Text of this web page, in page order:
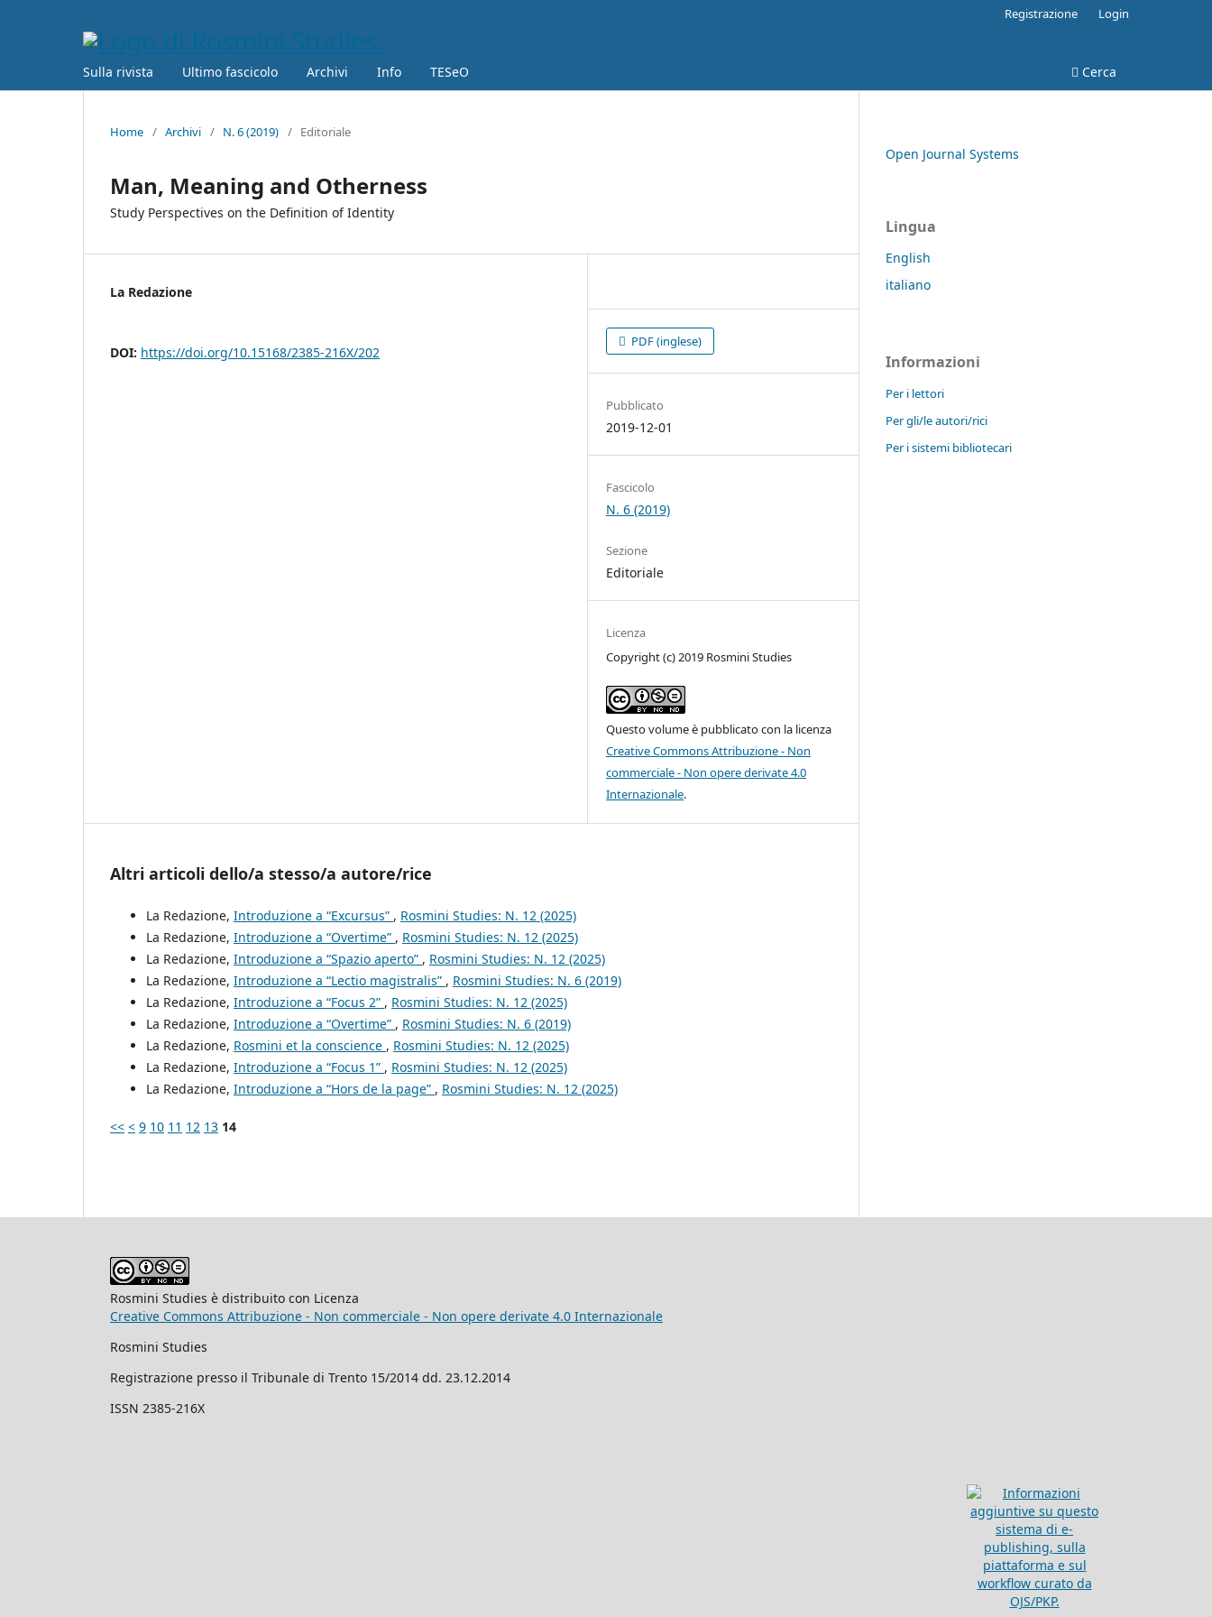
Sulla rivista Ultimo fascicolo Archivi Info TESeO Cerca
Registrazione Login
Home / Archivi / N. 6 (2019) / Editoriale
Man, Meaning and Otherness
Study Perspectives on the Definition of Identity
La Redazione
DOI: https://doi.org/10.15168/2385-216X/202
PDF (inglese)
Pubblicato
2019-12-01
Fascicolo
N. 6 (2019)
Sezione
Editoriale
Licenza
Copyright (c) 2019 Rosmini Studies
Questo volume è pubblicato con la licenza
Creative Commons Attribuzione - Non
commerciale - Non opere derivate 4.0
Internazionale.
Altri articoli dello/a stesso/a autore/rice
La Redazione, Introduzione a “Excursus” , Rosmini Studies: N. 12 (2025)
La Redazione, Introduzione a “Overtime” , Rosmini Studies: N. 12 (2025)
La Redazione, Introduzione a “Spazio aperto” , Rosmini Studies: N. 12 (2025)
La Redazione, Introduzione a “Lectio magistralis” , Rosmini Studies: N. 6 (2019)
La Redazione, Introduzione a “Focus 2” , Rosmini Studies: N. 12 (2025)
La Redazione, Introduzione a “Overtime” , Rosmini Studies: N. 6 (2019)
La Redazione, Rosmini et la conscience , Rosmini Studies: N. 12 (2025)
La Redazione, Introduzione a “Focus 1” , Rosmini Studies: N. 12 (2025)
La Redazione, Introduzione a “Hors de la page” , Rosmini Studies: N. 12 (2025)
<< < 9 10 11 12 13 14
Open Journal Systems
Lingua
English
italiano
Informazioni
Per i lettori
Per gli/le autori/rici
Per i sistemi bibliotecari
Rosmini Studies è distribuito con Licenza
Creative Commons Attribuzione - Non commerciale - Non opere derivate 4.0 Internazionale
Rosmini Studies
Registrazione presso il Tribunale di Trento 15/2014 dd. 23.12.2014
ISSN 2385-216X